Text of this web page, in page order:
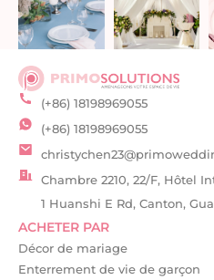
(+86) 18198969055
(+86) 18198969055
Chambre 2210, 22/F, Hôtel
1 Huanshi E Rd, Canton,
ACHETER PAR
Décor de mariage
Enterrement de vie de garçon